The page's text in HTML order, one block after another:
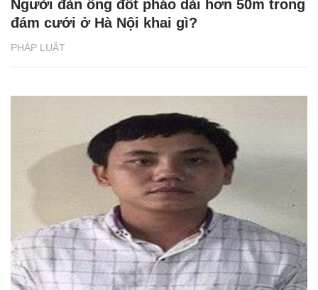
PHÁP LUẬT
Người đàn ông đốt pháo dài hơn 50m trong
đám cưới ở Hà Nội khai gì?